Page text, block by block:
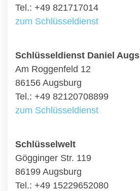
Tel.: +49 821717014
zum Schlüsseldienst
Schlüsseldienst Daniel
Am Roggenfeld 12
86156 Augsburg
Tel.: +49 82120708899
zum Schlüsseldienst
Schlüsselwelt
Gögginger Str. 119
86199 Augsburg
Tel.: +49 15229652080